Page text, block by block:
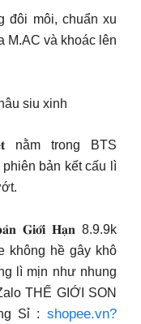
đôi môi, chuẩn xu
M.AC và khoác lên
siu xinh
nằm trong BTS
bản kết cấu lì
𝐆𝐢𝐨̛́𝐢 𝐇𝐚̣𝐧 8.9.9k
không hề gây khô
lì mịn như nhung
THẾ GIỚI SON
Sỉ : shopee.vn?